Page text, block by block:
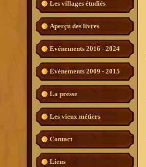
Les villages étudiés
Aperçu des livres
Evénements 2016 - 2024
Evénements 2009 - 2015
La presse
Les vieux métiers
Contact
Liens